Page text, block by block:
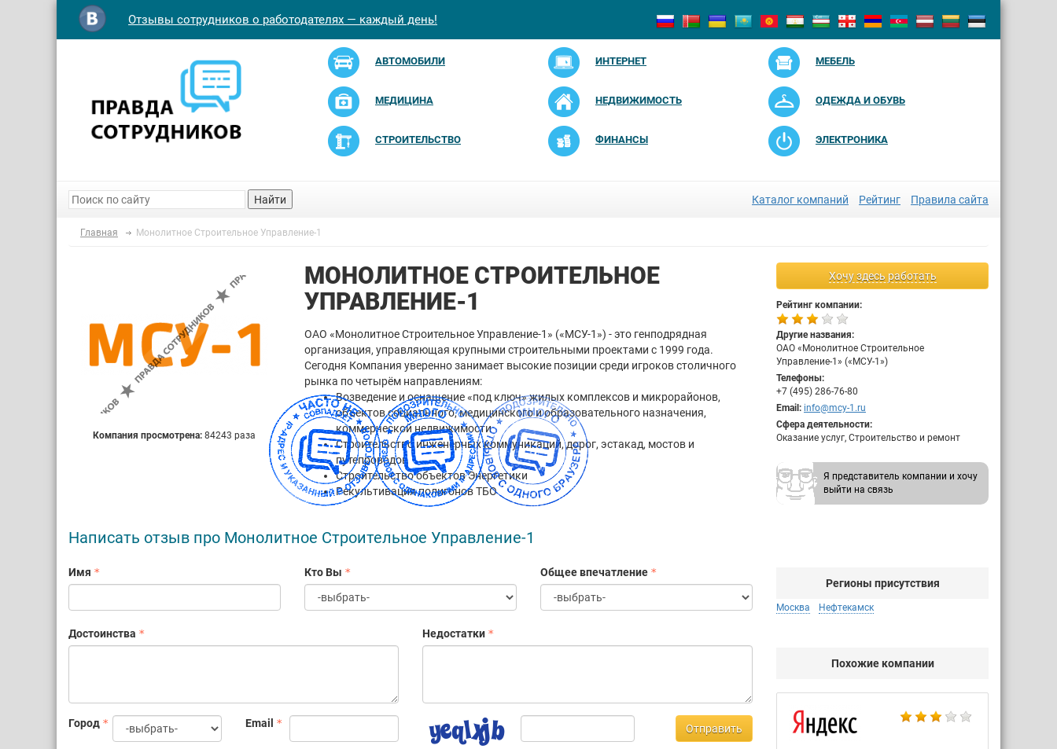
Отзывы сотрудников о работодателях — каждый день!
АВТОМОБИЛИ ИНТЕРНЕТ МЕБЕЛЬ
МЕДИЦИНА НЕДВИЖИМОСТЬ ОДЕЖДА И ОБУВЬ
СТРОИТЕЛЬСТВО ФИНАНСЫ ЭЛЕКТРОНИКА
Найти Каталог компаний Рейтинг Правила сайта
Главная Монолитное Строительное Управление-1
Хочу здесь работать
Рейтинг компании:
Другие названия:
ОАО «Монолитное Строительное
Управление-1» («МСУ-1»)
Телефоны:
+7 (495) 286-76-80
Email: info@mcy-1.ru
Сфера деятельности:
Оказание услуг, Строительство и ремонт
Я представитель компании и хочу
выйти на связь
Регионы присутствия
Москва Нефтекамск
Похожие компании
Компания просмотрена:84243 раза
МОНОЛИТНОЕ СТРОИТЕЛЬНОЕ
УПРАВЛЕНИЕ-1
ОАО «Монолитное Строительное Управление-1» («МСУ-1») - это генподрядная
организация, управляющая крупными строительными проектами с 1999 года.
Сегодня Компания уверенно занимает высокие позиции среди игроков столичного
рынка по четырём направлениям:
Возведение и оснащение «под ключ» жилых комплексов и микрорайонов,
объектов социального, медицинского и образовательного назначения,
коммерческой недвижимости
Строительство инженерных коммуникаций, дорог, эстакад, мостов и
путепроводов
Строительство объектов Энергетики
Рекультивация полигонов ТБО
Написать отзыв про Монолитное Строительное Управление-1
Имя Кто Вы Общее впечатление
Достоинства Недостатки
Город Email Отправить